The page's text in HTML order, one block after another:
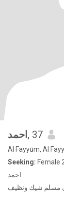
احمد , 37
Al Fayyūm, Al
Seeking: Female
احمد
مسلم شيك ونظيف